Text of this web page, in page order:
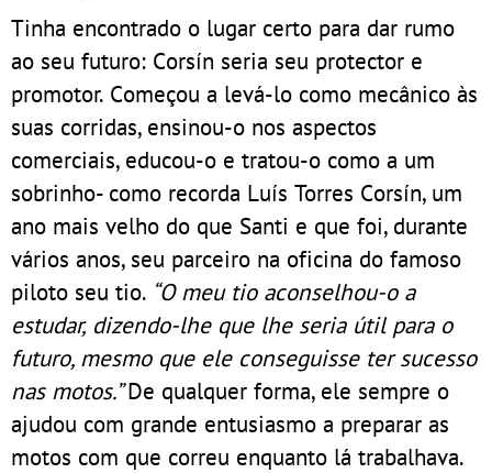
Tinha encontrado o lugar certo para dar rumo
ao seu futuro: Corsín seria seu protector e
promotor. Começou a levá-lo como mecânico às
suas corridas, ensinou-o nos aspectos
comerciais, educou-o e tratou-o como a um
sobrinho- como recorda Luís Torres Corsín, um
ano mais velho do que Santi e que foi, durante
vários anos, seu parceiro na oficina do famoso
piloto seu tio. “O meu tio aconselhou-o a
estudar, dizendo-lhe que lhe seria útil para o
futuro, mesmo que ele conseguisse ter sucesso
nas motos.”De qualquer forma, ele sempre o
ajudou com grande entusiasmo a preparar as
motos com que correu enquanto lá trabalhava.